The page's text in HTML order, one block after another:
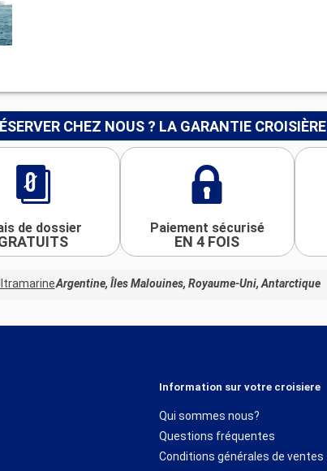
CHEZ NOUS ? LA GARANTIE CROISIÈRE
de dossier Paiement sécurisé
EN 4 FOIS
Argentine, Îles Malouines, Royaume-Uni, Antarctique
Information sur votre croisiere
Qui sommes nous?
Questions fréquentes
Conditions générales de ventes